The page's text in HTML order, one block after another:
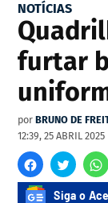
NOTÍCIAS
furtar
por BRUNO DE
12:39, 25 ABRIL 2025
Siga o